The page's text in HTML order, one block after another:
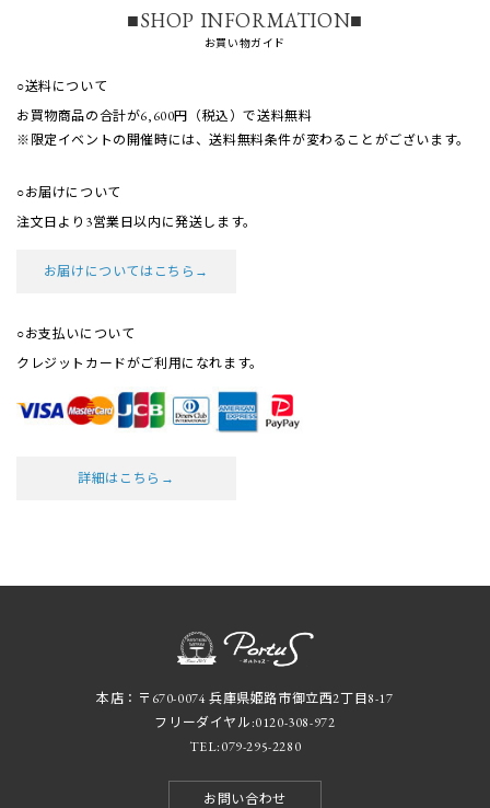
■SHOP INFORMATION■
お買い物ガイド
○送料について
お買物商品の合計が6,600円（税込）で送料無料
※限定イベントの開催時には、送料無料条件が変わることがございます。
○お届けについて
注文日より3営業日以内に発送します。
お届けについてはこちら→
○お支払いについて
クレジットカードがご利用になれます。
詳細はこちら→
本店：〒670-0074 兵庫県姫路市御立西2丁目8-17
フリーダイヤル:0120-308-972
TEL:079-295-2280
お問い合わせ